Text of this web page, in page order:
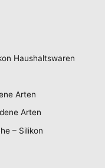
Haushaltswaren
Arten
Arten
– Silikon